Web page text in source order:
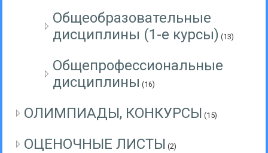
Общеобразовательные
дисциплины (1-е курсы) (13)
Общепрофессиональные
дисциплины (16)
ОЛИМПИАДЫ, КОНКУРСЫ (15)
ОЦЕНОЧНЫЕ ЛИСТЫ (2)